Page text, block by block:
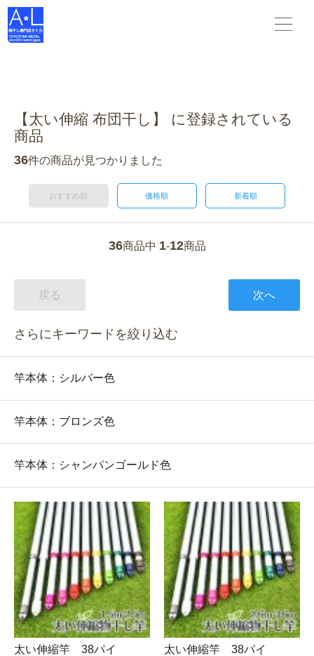
物干し竿 物干し台 布団干し がすべて揃う 物干し専門店さくら
。スタンダードな物干し・布団干しからデザインされた物干
し-- 創業45年の老舗物干しメーカーです。
【太い伸縮 布団干し】 に登録されている
商品
36件の商品が見つかりました
おすすめ順 価格順 新着順
36商品中 1-12商品
戻る 次へ
さらにキーワードを絞り込む
竿本体：シルバー色
竿本体：ブロンズ色
竿本体：シャンパンゴールド色
太い伸縮竿 38パイ
太い伸縮竿 38パイ